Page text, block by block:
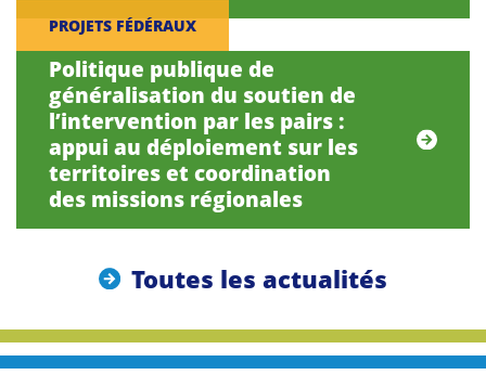
PROJETS FÉDÉRAUX
Politique publique de
généralisation du soutien de
l’intervention par les pairs :
appui au déploiement sur les
territoires et coordination
des missions régionales
Toutes les actualités